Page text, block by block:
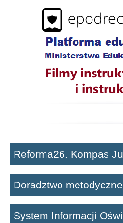
Reforma26. Kompas
Doradztwo metodyczne
System Informacji